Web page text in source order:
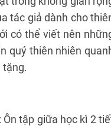
tác giả dành cho
có thể viết nên
quý thiên nhiên
tặng.
tập giữa học kì 2